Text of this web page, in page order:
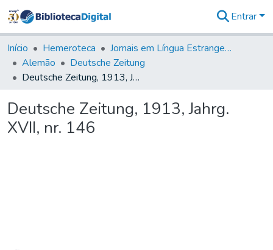
&
Coleções
Tudo na
Biblioteca
Estatísticas
Entrar
Início Hemeroteca
Jornais em Língua Estrangeira
Alemão
Deutsche Zeitung
Deutsche Zeitung, 1913, Jahrg. XVII, nr. 146
Deutsche Zeitung, 1913, Jahrg.
XVII, nr. 146